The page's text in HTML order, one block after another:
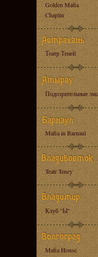
Golden Mafia
Chaplin
Театр Теней
Подозрительные
Mafia in Barnaul
Teatr Teney
Клуб "Ы"
Mafia House